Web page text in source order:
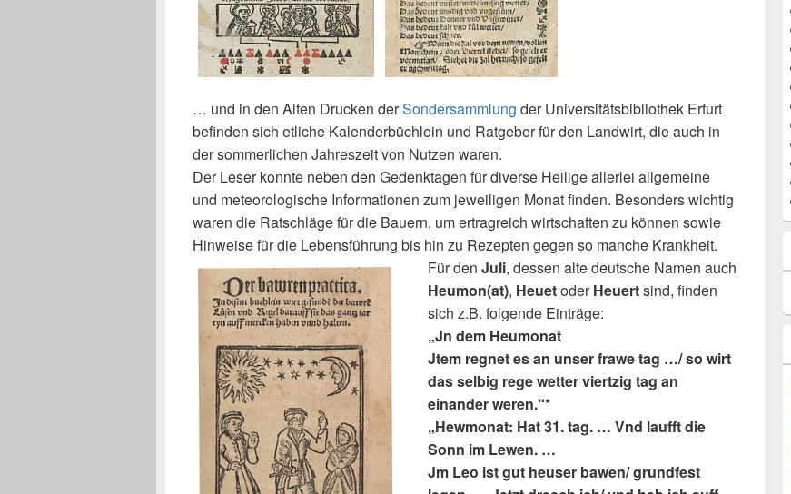
… und in den Alten Drucken derSondersammlung der Universitätsbibliothek Erfurt
befinden sich etliche Kalenderbüchlein und Ratgeber für den Landwirt, die auch in
der sommerlichen Jahreszeit von Nutzen waren.
Der Leser konnte neben den Gedenktagen für diverse Heilige allerlei allgemeine
und meteorologische Informationen zum jeweiligen Monat finden. Besonders wichtig
waren die Ratschläge für die Bauern, um ertragreich wirtschaften zu können sowie
Hinweise für die Lebensführung bis hin zu Rezepten gegen so manche Krankheit.
Für den Juli, dessen alte deutsche Namen auch
Heumon(at), HeuetoderHeuertsind, finden
sich z.B. folgende Einträge:
„Jn dem Heumonat
Jtem regnet es an unser frawe tag …/ so wirt
das selbig rege wetter viertzig tag an
einander weren.“*
„Hewmonat: Hat 31. tag. … Vnd laufft die
Sonn im Lewen. …
Jm Leo ist gut heuser bawen/ grundfest